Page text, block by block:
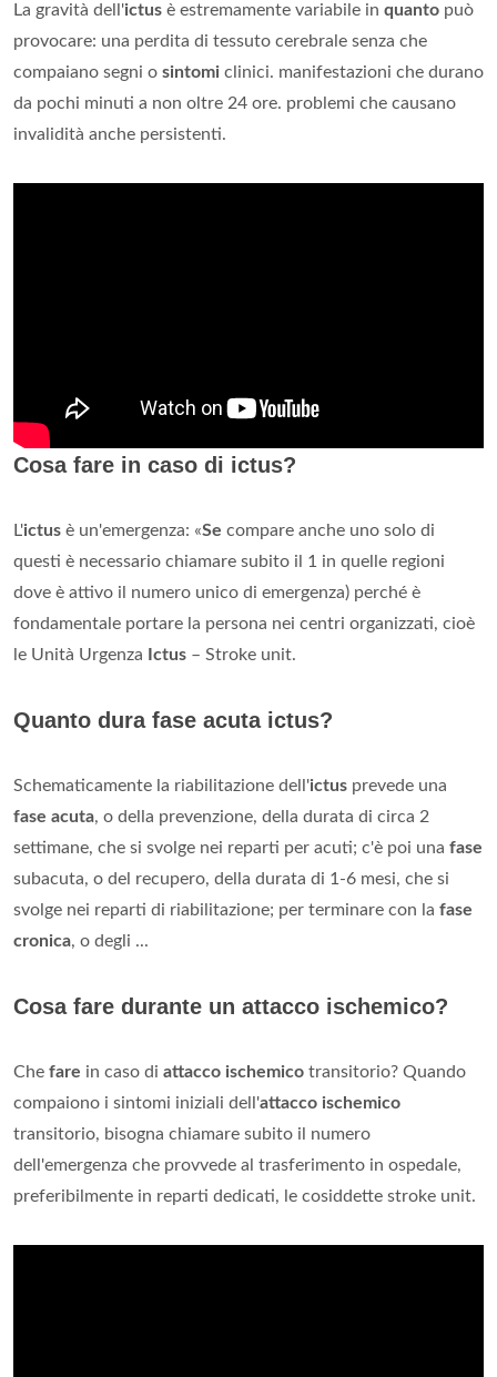
La gravità dell'ictus è estremamente variabile in quanto può
provocare: una perdita di tessuto cerebrale senza che
compaiano segni o sintomi clinici. manifestazioni che durano
da pochi minuti a non oltre 24 ore. problemi che causano
invalidità anche persistenti.
Cosa fare in caso di ictus?
L'ictus è un'emergenza: «Se compare anche uno solo di
questi è necessario chiamare subito il 1 in quelle regioni
dove è attivo il numero unico di emergenza) perché è
fondamentale portare la persona nei centri organizzati, cioè
le Unità Urgenza
Ictus – Stroke unit.
Quanto dura fase acuta ictus?
Schematicamente la riabilitazione dell'ictus prevede una
fase acuta, o della prevenzione, della durata di circa 2
settimane, che si svolge nei reparti per acuti; c'è poi una fase
subacuta, o del recupero, della durata di 1-6 mesi, che si
svolge nei reparti di riabilitazione; per terminare con la fase
cronica, o degli ...
Cosa fare durante un attacco ischemico?
Che fare in caso di attacco ischemico transitorio? Quando
compaiono i sintomi iniziali dell'attacco ischemico
transitorio, bisogna chiamare subito il numero
dell'emergenza che provvede al trasferimento in ospedale,
preferibilmente in reparti dedicati, le cosiddette stroke unit.